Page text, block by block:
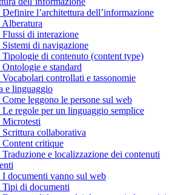
Definire l’architettura dell’informazione
Alberatura
Flussi di interazione
Sistemi di navigazione
Tipologie di contenuto (content type)
e standard
Vocabolari controllati e tassonomie
e linguaggio
Come leggono le persone sul web
Le regole per un linguaggio semplice
Microtesti
Scrittura collaborativa
Content critique
Traduzione e localizzazione dei contenuti
I documenti vanno sul web
Tipi di documenti